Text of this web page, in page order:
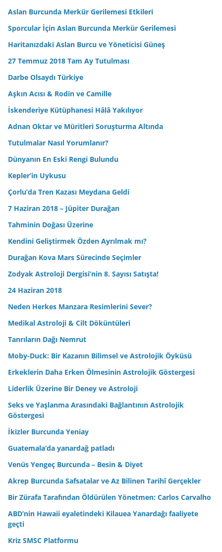
Aslan Burcunda Merkür Gerilemesi Etkileri
Sporcular İçin Aslan Burcunda Merkür Gerilemesi
Haritanızdaki Aslan Burcu ve Yöneticisi Güneş
27 Temmuz 2018 Tam Ay Tutulması
Darbe Olsaydı Türkiye
Aşkın Acısı & Rodin ve Camille
İskenderiye Kütüphanesi Hâlâ Yakılıyor
Adnan Oktar ve Müritleri Soruşturma Altında
Tutulmalar Nasıl Yorumlanır?
Dünyanın En Eski Rengi Bulundu
Kepler’in Uykusu
Çorlu’da Tren Kazası Meydana Geldi
7 Haziran 2018 – Jüpiter Durağan
Tahminin Doğası Üzerine
Kendini Geliştirmek Özden Ayrılmak mı?
Durağan Kova Mars Sürecinde Seçimler
Zodyak Astroloji Dergisi’nin 8. Sayısı Satışta!
24 Haziran 2018
Neden Herkes Manzara Resimlerini Sever?
Medikal Astroloji & Cilt Döküntüleri
Tanrıların Dağı Nemrut
Moby-Duck: Bir Kazanın Bilimsel ve Astrolojik Öyküsü
Erkeklerin Daha Erken Ölmesinin Astrolojik Göstergesi
Liderlik Üzerine Bir Deney ve Astroloji
Seks ve Yaşlanma Arasındaki Bağlantının Astrolojik
Göstergesi
İkizler Burcunda Yeniay
Guatemala’da yanardağ patladı
Venüs Yengeç Burcunda – Besin & Diyet
Akrep Burcunda Safsatalar ve Az Bilinen Tarihî Gerçekler
Bir Zürafa Tarafından Öldürülen Yönetmen: Carlos Carvalho
ABD’nin Hawaii eyaletindeki Kilauea Yanardağı faaliyete
geçti
Kriz SMSC Platformu